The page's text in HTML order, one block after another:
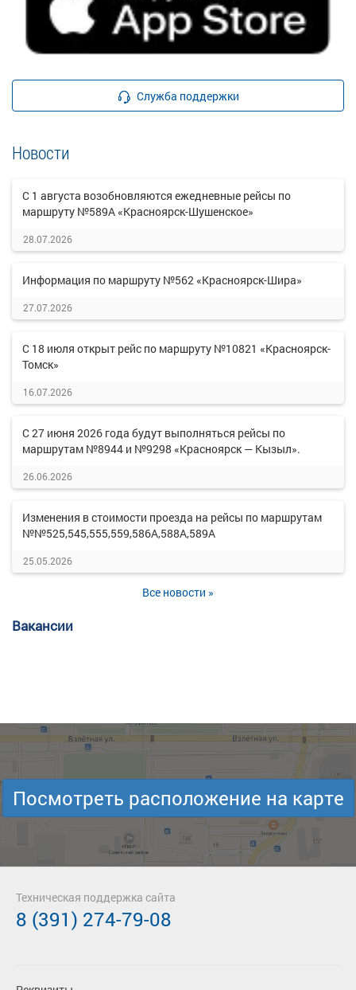
Служба поддержки
Новости
С 1 августа возобновляются ежедневные рейсы по
маршруту №589А «Красноярск-Шушенское»
28.07.2026
Информация по маршруту №562 «Красноярск-Шира»
27.07.2026
С 18 июля открыт рейс по маршруту №10821 «Красноярск-
Томск»
16.07.2026
С 27 июня 2026 года будут выполняться рейсы по
маршрутам №8944 и №9298 «Красноярск — Кызыл».
26.06.2026
Изменения в стоимости проезда на рейсы по маршрутам
№№525,545,555,559,586А,588А,589А
25.05.2026
Все новости »
Вакансии
Посмотреть расположение на карте
Техническая поддержка сайта
8 (391) 274-79-08